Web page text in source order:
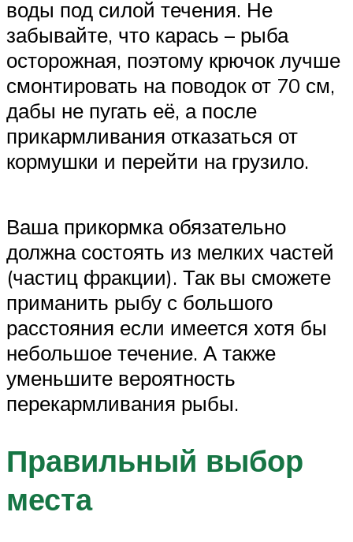
воды под силой течения. Не
забывайте, что карась – рыба
осторожная, поэтому крючок лучше
смонтировать на поводок от 70 см,
дабы не пугать её, а после
прикармливания отказаться от
кормушки и перейти на грузило.
Ваша прикормка обязательно
должна состоять из мелких частей
(частиц фракции). Так вы сможете
приманить рыбу с большого
расстояния если имеется хотя бы
небольшое течение. А также
уменьшите вероятность
перекармливания рыбы.
Правильный выбор
места